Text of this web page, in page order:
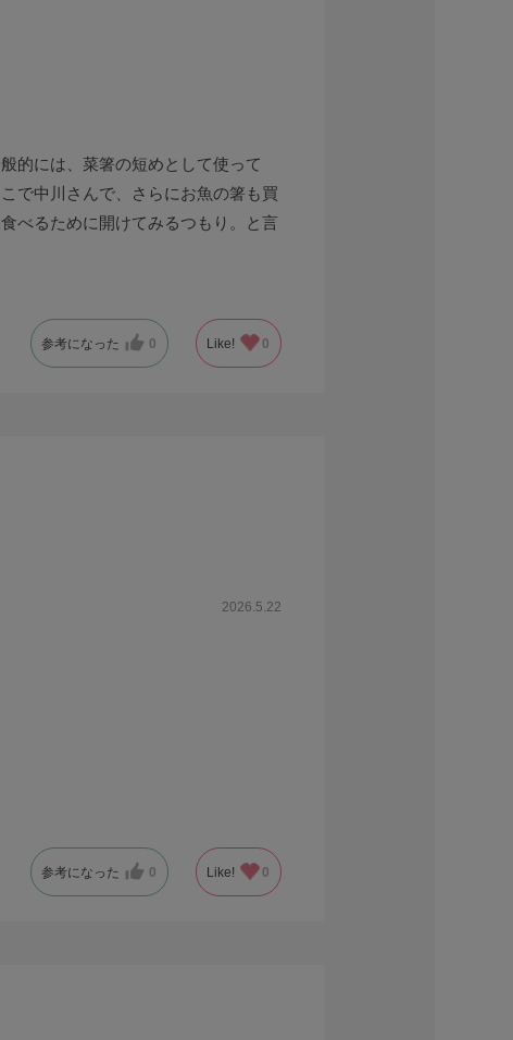
的には、菜箸の短めとして使って
で中川さんで、さらにお魚の箸も買
べるために開けてみるつもり。と言
参考になった 0 Like! 0
2026.5.22
参考になった 0 Like! 0